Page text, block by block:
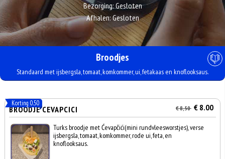
Bezorging:Gesloten
Afhalen:Gesloten
Broodjes
Standaard met ijsbergsla, tomaat, komkommer, ui, fetakaas en knoflooksaus.
Korting 0.50
BROODJE CEVAPCICI € 8,50 € 8.00
Turks broodje met Ćevapčići(mini rundvleesworstjes), verse
ijsbergsla, tomaat, komkommer, rode ui, feta, en
knoflooksaus.